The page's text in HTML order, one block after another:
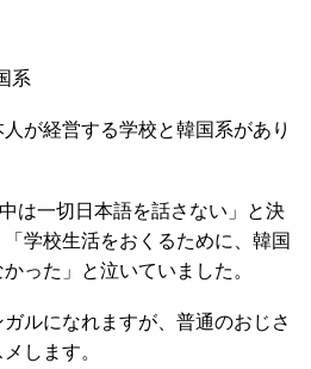
系
が経営する学校と韓国系があり
は一切日本語を話さない」と決
学校生活をおくるために、韓国
った」と泣いていました。
ルになれますが、普通のおじさ
します。